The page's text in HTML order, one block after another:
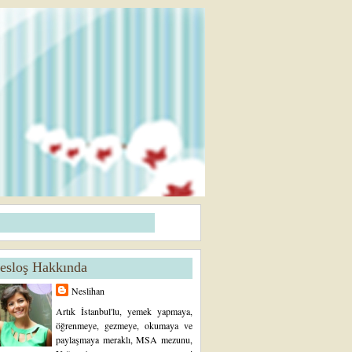
Hakkında
Neslihan
Artık İstanbul'lu, yemek yapmaya,
öğrenmeye, gezmeye, okumaya ve
paylaşmaya meraklı, MSA mezunu,